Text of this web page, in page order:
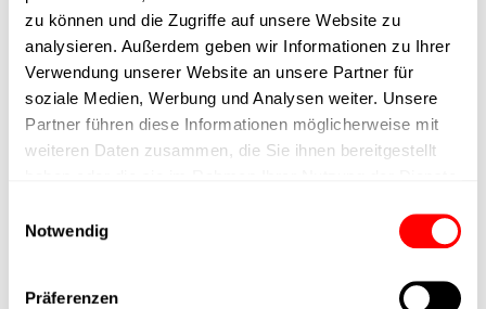
zu können und die Zugriffe auf unsere Website zu
analysieren. Außerdem geben wir Informationen zu Ihrer
Verwendung unserer Website an unsere Partner für
soziale Medien, Werbung und Analysen weiter. Unsere
Partner führen diese Informationen möglicherweise mit
weiteren Daten zusammen, die Sie ihnen bereitgestellt
Notwendig
Präferenzen
Ausführung
max. Drehzahl
Nennkraft
Max. Halterkraft